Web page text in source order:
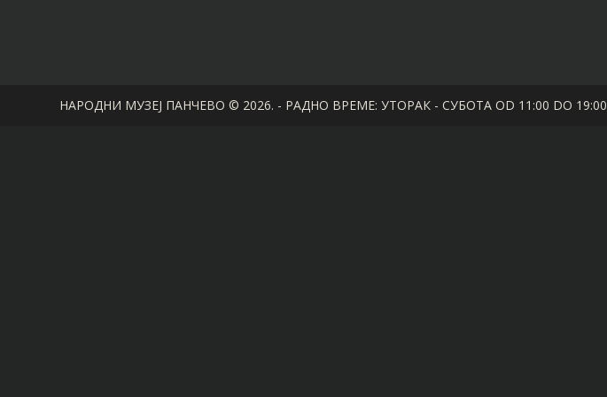
НАРОДНИ МУЗЕЈ ПАНЧЕВО © 2026. - РАДНО ВРЕМЕ: УТОРАК - СУБОТА OD 11:00 DO 19:00